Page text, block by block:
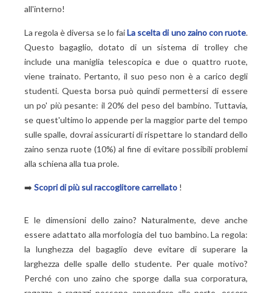
all'interno!
La regola è diversa se lo faiLa scelta di uno zaino con ruote.
Questo bagaglio, dotato di un sistema di trolley che
include una maniglia telescopica e due o quattro ruote,
viene trainato. Pertanto, il suo peso non è a carico degli
studenti. Questa borsa può quindi permettersi di essere
un po' più pesante: il 20% del peso del bambino. Tuttavia,
se quest'ultimo lo appende per la maggior parte del tempo
sulle spalle, dovrai assicurarti di rispettare lo standard dello
zaino senza ruote (10%) al fine di evitare possibili problemi
alla schiena alla tua prole.
➡️ Scopri di più sul raccoglitore carrellato !
E le dimensioni dello zaino? Naturalmente, deve anche
essere adattato alla morfologia del tuo bambino. La regola:
la lunghezza del bagaglio deve evitare di superare la
larghezza delle spalle dello studente. Per quale motivo?
Perché con uno zaino che sporge dalla sua corporatura,